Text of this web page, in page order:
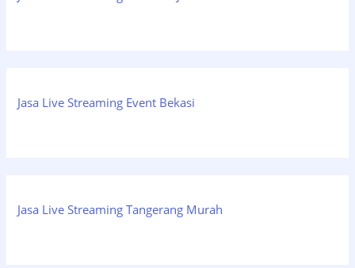
Jasa Live Streaming Event Bekasi
Jasa Live Streaming Tangerang Murah